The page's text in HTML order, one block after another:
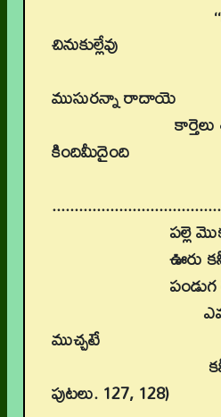
చినుకుల్లేవు
తుంపురు
ముసురన్నా రాదాయె
కార్తెలు తీరు
కిందిమీదైంది
పల్లె మొకం/
ఊరు కన్నీరు
పండుగ లేదు/
ఎవల నోట
ముచ్చటే
కన్నీళ్ల
పుటలు. 127, 128)